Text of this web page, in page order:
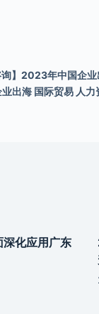
询】2023年中国企
出海 国际贸易 人
化应用广东